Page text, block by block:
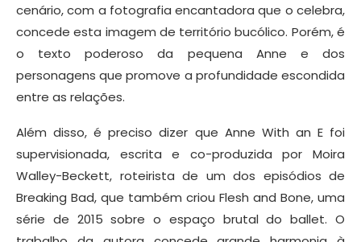
cenário, com a fotografia encantadora que o celebra,
concede esta imagem de território bucólico. Porém, é
o texto poderoso da pequena Anne e dos
personagens que promove a profundidade escondida
entre as relações.
Além disso, é preciso dizer que Anne With an E foi
supervisionada, escrita e co-produzida por Moira
Walley-Beckett, roteirista de um dos episódios de
Breaking Bad, que também criou Flesh and Bone, uma
série de 2015 sobre o espaço brutal do ballet. O